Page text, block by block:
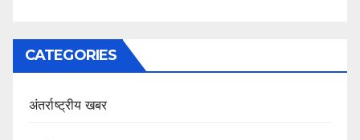
CATEGORIES
अंतर्राष्ट्रीय खबर